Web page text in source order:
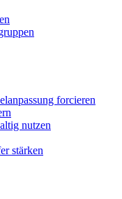
forcieren
nutzen
stärken